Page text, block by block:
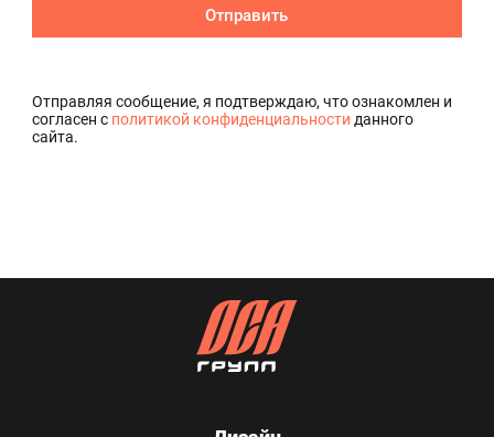
Отправить
Отправляя сообщение, я подтверждаю, что ознакомлен и
согласен с политикой конфиденциальности данного
сайта.